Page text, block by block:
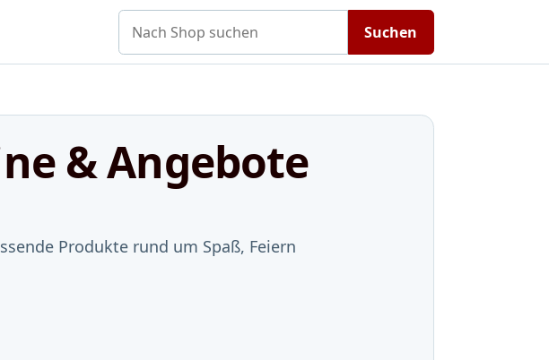
Nach Shop suchen
Suchen
& Angebote
Produkte rund um Spaß, Feiern